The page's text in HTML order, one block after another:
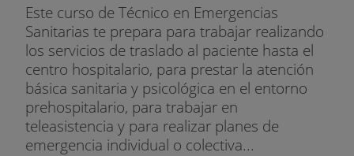
Este curso de Técnico en Emergencias
Sanitarias te prepara para trabajar realizando
los servicios de traslado al paciente hasta el
centro hospitalario, para prestar la atención
básica sanitaria y psicológica en el entorno
prehospitalario, para trabajar en
teleasistencia y para realizar planes de
emergencia individual o colectiva...